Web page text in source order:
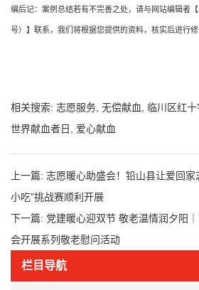
编后记：案例总结若有不完善之处，请与网站编辑者【
号）】联系，我们将根据您提供的资料，核实后进行修
相关搜索: 志愿服务 无偿献血 临川区红
世界献血者日
爱心献血
上一篇: 志愿暖心助盛会！铅山县让爱回家
小吃”挑战赛顺利开展
下一篇: 党建暖心迎双节 敬老温情润夕阳
会开展系列敬老慰问活动
栏目导航